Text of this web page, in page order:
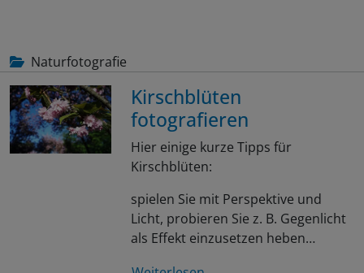
Naturfotografie
Kirschblüten
fotografieren
Hier einige kurze Tipps für
Kirschblüten:
spielen Sie mit Perspektive und
Licht, probieren Sie z. B. Gegenlicht
als Effekt einzusetzen heben…